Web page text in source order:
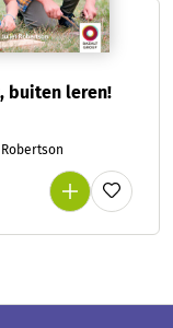
buiten leren!